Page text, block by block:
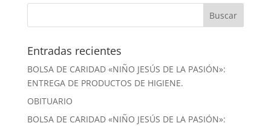
Entradas recientes
BOLSA DE CARIDAD «NIÑO JESÚS DE LA PASIÓN»:
ENTREGA DE PRODUCTOS DE HIGIENE.
OBITUARIO
BOLSA DE CARIDAD «NIÑO JESÚS DE LA PASIÓN»: